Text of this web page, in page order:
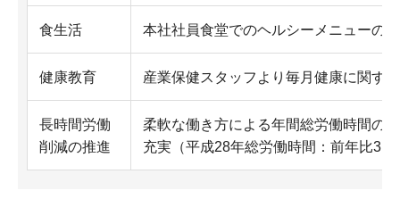
食生活 本社社員食堂でのヘルシーメニューの
健康教育 産業保健スタッフより毎月健康に関す
長時間労働
削減の推進
柔軟な働き方による年間総労働時間の
充実（平成28年総労働時間：前年比3％